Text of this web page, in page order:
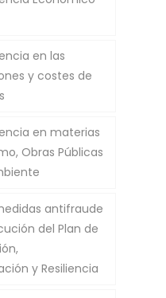
en las
y costes de
en materias
Obras Públicas
antifraude
del Plan de
y Resiliencia